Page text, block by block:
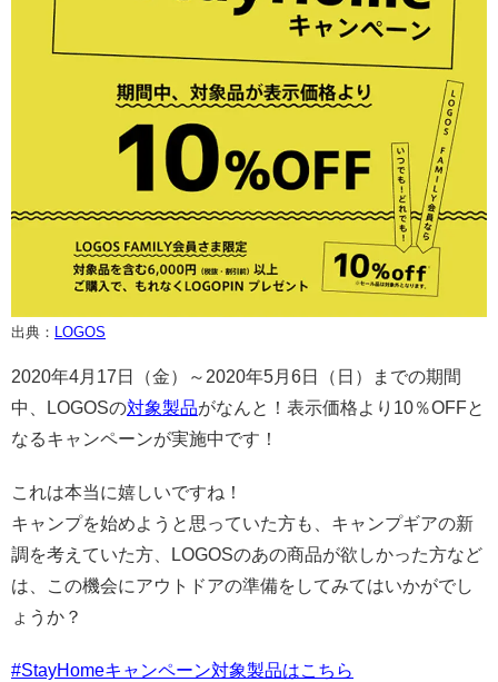
出典： LOGOS
2020年4月17日（金）～2020年5月6日（日）までの期間
中、LOGOSの対象製品がなんと！表示価格より10％OFFと
なるキャンペーンが実施中です！
これは本当に嬉しいですね！
キャンプを始めようと思っていた方も、キャンプギアの新
調を考えていた方、LOGOSのあの商品が欲しかった方など
は、この機会にアウトドアの準備をしてみてはいかがでし
ょうか？
#StayHomeキャンペーン対象製品はこちら